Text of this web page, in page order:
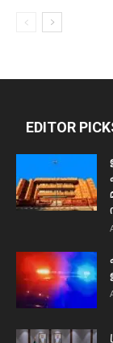
EDITOR